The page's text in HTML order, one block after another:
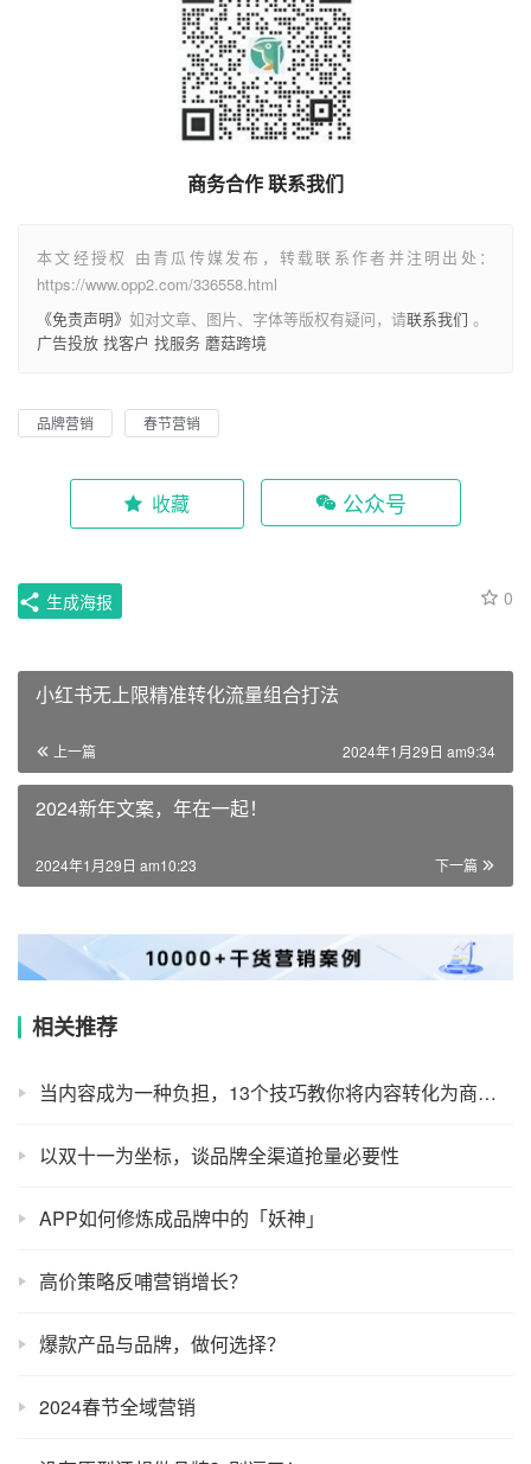
商务合作 联系我们
本文经授权 由青瓜传媒发布，转载联系作者并注明出处：
https://www.opp2.com/336558.html
《免责声明》 如对文章、图片、字体等版权有疑问，请联系我们 。
广告投放 找客户 找服务 蘑菇跨境
品牌营销 春节营销
收藏 公众号
0
生成海报
小红书无上限精准转化流量组合打法
上一篇 2024年1月29日 am9:34
2024新年文案，年在一起！
下一篇
2024年1月29日 am10:23
相关推荐
当内容成为一种负担，13个技巧教你将内容转化为商业资产！
以双十一为坐标，谈品牌全渠道抢量必要性
APP如何修炼成品牌中的「妖神」
高价策略反哺营销增长？
爆款产品与品牌，做何选择？
2024春节全域营销